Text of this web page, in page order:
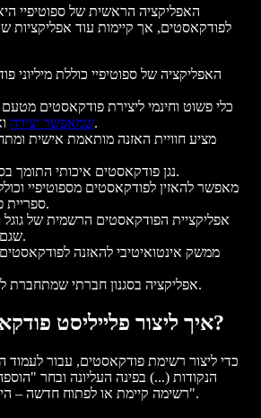
האפליקציה הראשית של ספוטיפיי
לפודקאסטים, אך קיימות עוד אפליקציות
כלי פשוט וחינמי ליצירת פודקאסטים מטעם
שמאפשר יצירהואחסון פודקאסטים.
נגן פודקאסטים איכותי התומך בספוטיפיי.
ספריית פודקאסטים ענקית.
שגם תומכת בספוטיפיי.
אפליקציה בסגנון חברתי שמתחברת לספוטיפיי.
איך ליצור פלייליסט פודקאסטים בספוטיפיי?
כדי ליצור רשימת פודקאסטים, עבור
הנקודות (...) בפינה העליונה ובחר
רשימה קיימת או לפתוח חדשה – היא תופיע ב"הספרייה שלך".